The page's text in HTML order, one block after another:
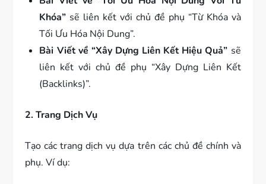
Khóa” sẽ liên kết với chủ đề phụ “Từ Khóa và
Tối Ưu Hóa Nội Dung”.
Bài Viết về “Xây Dựng Liên Kết Hiệu Quả” sẽ
liên kết với chủ đề phụ “Xây Dựng Liên Kết
(Backlinks)”.
2. Trang Dịch Vụ
Tạo các trang dịch vụ dựa trên các chủ đề chính và
phụ. Ví dụ: